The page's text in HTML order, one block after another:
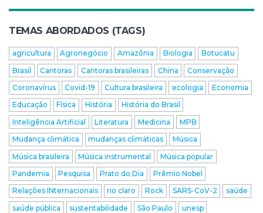
TEMAS ABORDADOS (TAGS)
agricultura Agronegócio Amazônia Biologia
Botucatu
Brasil
Cantoras Cantoras brasileiras China
Conservação
Coronavírus
Covid-19 Cultura brasileira ecologia
Economia
Educação
Física História
História do Brasil
Inteligência Artificial
Literatura Medicina
MPB
Mudança climática
mudanças climáticas
Música
Música brasileira
Música instrumental
Música popular
Pandemia
Pesquisa Prato do Dia
Prêmio Nobel
Relações INternacionais
rio claro Rock SARS-CoV-2
saúde
saúde pública
sustentabilidade São Paulo
unesp